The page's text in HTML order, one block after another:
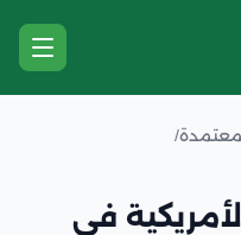
/
في